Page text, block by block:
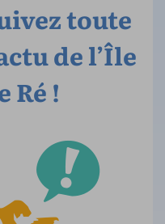
toute
de l’Île
Ré !